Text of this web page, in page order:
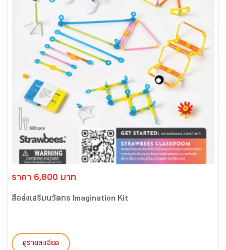
ราคา 6,800 บาท
สื่อส่งเสริมนวัตกร Imagination Kit
ดูรายละเอียด